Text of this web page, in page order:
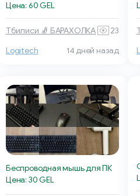
Цена: 60 GEL
Тбилиси 🧦 БАРАХОЛКА 23
Logitech 14 дней назад
Беспроводная мышь для ПК
Цена: 30 GEL